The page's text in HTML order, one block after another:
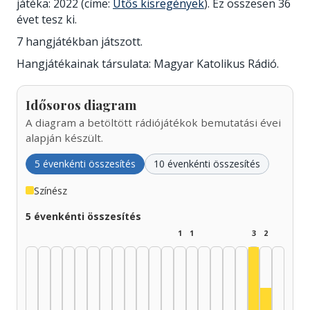
játéka: 2022 (címe: Ütős kisregények). Ez összesen 36
évet tesz ki.
7 hangjátékban játszott.
Hangjátékainak társulata: Magyar Katolikus Rádió.
Idősoros diagram
A diagram a betöltött rádiójátékok bemutatási évei
alapján készült.
5 évenkénti összesítés 10 évenkénti összesítés
Színész
5 évenkénti összesítés
1 1 3 2